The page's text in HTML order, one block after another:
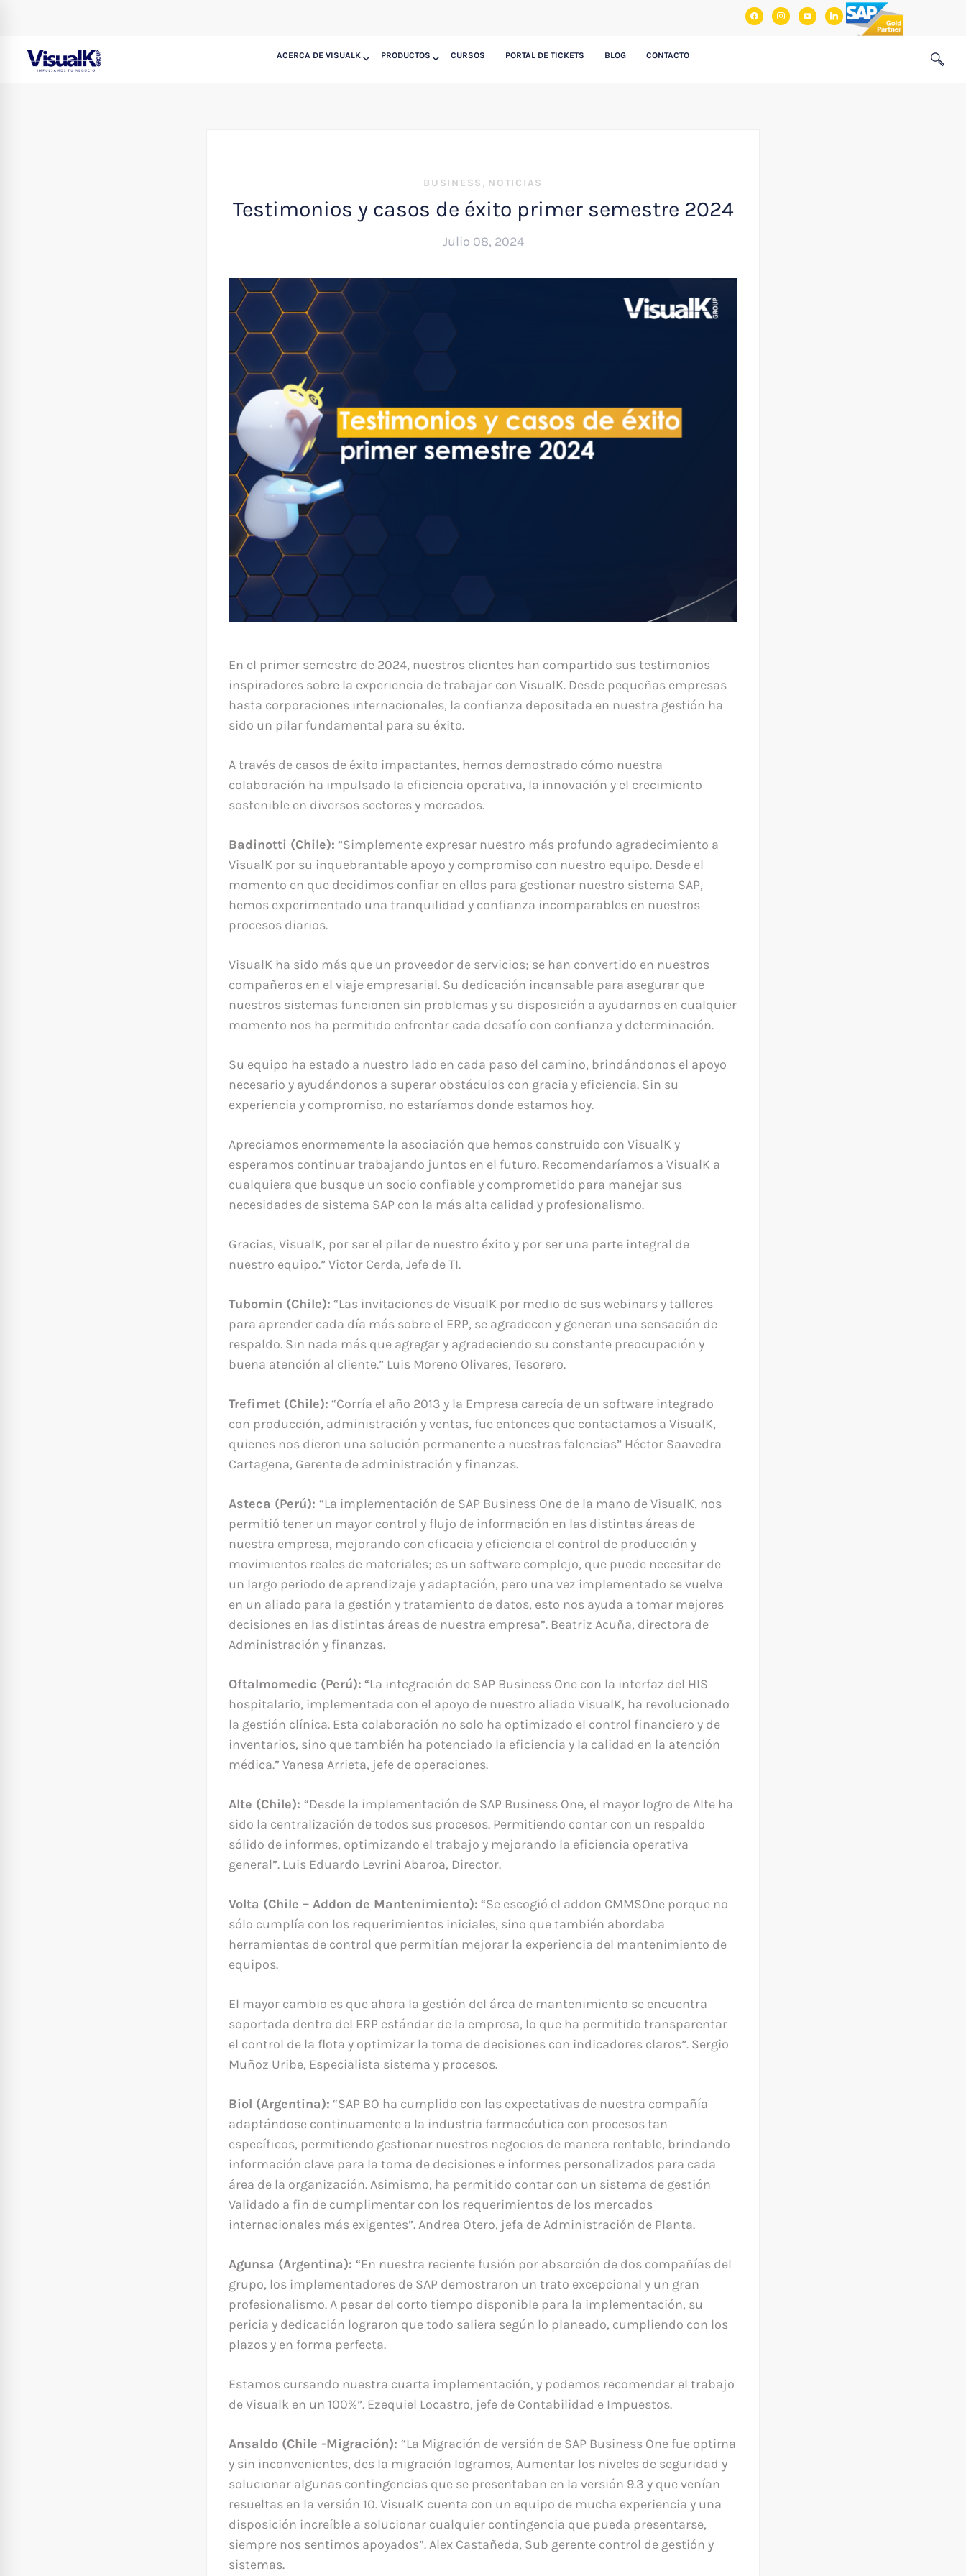
facebookinstagram
youtubelinkedin
ACERCA DE VISUALK PRODUCTOS CURSOS PORTAL DE TICKETS BLOG CONTACTO
BUSINESS , NOTICIAS
Testimonios y casos de éxito primer semestre 2024
Julio 08, 2024
En el primer semestre de 2024, nuestros clientes han compartido sus testimonios
inspiradores sobre la experiencia de trabajar con VisualK. Desde pequeñas empresas
hasta corporaciones internacionales, la confianza depositada en nuestra gestión ha
sido un pilar fundamental para su éxito.
A través de casos de éxito impactantes, hemos demostrado cómo nuestra
colaboración ha impulsado la eficiencia operativa, la innovación y el crecimiento
sostenible en diversos sectores y mercados.
Badinotti (Chile): “Simplemente expresar nuestro más profundo agradecimiento a
VisualK por su inquebrantable apoyo y compromiso con nuestro equipo. Desde el
momento en que decidimos confiar en ellos para gestionar nuestro sistema SAP,
hemos experimentado una tranquilidad y confianza incomparables en nuestros
procesos diarios.
VisualK ha sido más que un proveedor de servicios; se han convertido en nuestros
compañeros en el viaje empresarial. Su dedicación incansable para asegurar que
nuestros sistemas funcionen sin problemas y su disposición a ayudarnos en cualquier
momento nos ha permitido enfrentar cada desafío con confianza y determinación.
Su equipo ha estado a nuestro lado en cada paso del camino, brindándonos el apoyo
necesario y ayudándonos a superar obstáculos con gracia y eficiencia. Sin su
experiencia y compromiso, no estaríamos donde estamos hoy.
Apreciamos enormemente la asociación que hemos construido con VisualK y
esperamos continuar trabajando juntos en el futuro. Recomendaríamos a VisualK a
cualquiera que busque un socio confiable y comprometido para manejar sus
necesidades de sistema SAP con la más alta calidad y profesionalismo.
Gracias, VisualK, por ser el pilar de nuestro éxito y por ser una parte integral de
nuestro equipo.” Victor Cerda, Jefe de TI.
Tubomin (Chile): “Las invitaciones de VisualK por medio de sus webinars y talleres
para aprender cada día más sobre el ERP, se agradecen y generan una sensación de
respaldo. Sin nada más que agregar y agradeciendo su constante preocupación y
buena atención al cliente.” Luis Moreno Olivares, Tesorero.
Trefimet (Chile): “Corría el año 2013 y la Empresa carecía de un software integrado
con producción, administración y ventas, fue entonces que contactamos a VisualK,
quienes nos dieron una solución permanente a nuestras falencias” Héctor Saavedra
Cartagena, Gerente de administración y finanzas.
Asteca (Perú): “La implementación de SAP Business One de la mano de VisualK, nos
permitió tener un mayor control y flujo de información en las distintas áreas de
nuestra empresa, mejorando con eficacia y eficiencia el control de producción y
movimientos reales de materiales; es un software complejo, que puede necesitar de
un largo periodo de aprendizaje y adaptación, pero una vez implementado se vuelve
en un aliado para la gestión y tratamiento de datos, esto nos ayuda a tomar mejores
decisiones en las distintas áreas de nuestra empresa”. Beatriz Acuña, directora de
Administración y finanzas.
Oftalmomedic (Perú): “La integración de SAP Business One con la interfaz del HIS
hospitalario, implementada con el apoyo de nuestro aliado VisualK, ha revolucionado
la gestión clínica. Esta colaboración no solo ha optimizado el control financiero y de
inventarios, sino que también ha potenciado la eficiencia y la calidad en la atención
médica.” Vanesa Arrieta, jefe de operaciones.
Alte (Chile): “Desde la implementación de SAP Business One, el mayor logro de Alte ha
sido la centralización de todos sus procesos. Permitiendo contar con un respaldo
sólido de informes, optimizando el trabajo y mejorando la eficiencia operativa
general”. Luis Eduardo Levrini Abaroa, Director.
Volta (Chile – Addon de Mantenimiento): “Se escogió el addon CMMSOne porque no
sólo cumplía con los requerimientos iniciales, sino que también abordaba
herramientas de control que permitían mejorar la experiencia del mantenimiento de
equipos.
El mayor cambio es que ahora la gestión del área de mantenimiento se encuentra
soportada dentro del ERP estándar de la empresa, lo que ha permitido transparentar
el control de la flota y optimizar la toma de decisiones con indicadores claros”. Sergio
Muñoz Uribe, Especialista sistema y procesos.
Biol (Argentina): “SAP BO ha cumplido con las expectativas de nuestra compañía
adaptándose continuamente a la industria farmacéutica con procesos tan
específicos, permitiendo gestionar nuestros negocios de manera rentable, brindando
información clave para la toma de decisiones e informes personalizados para cada
área de la organización. Asimismo, ha permitido contar con un sistema de gestión
Validado a fin de cumplimentar con los requerimientos de los mercados
internacionales más exigentes”. Andrea Otero, jefa de Administración de Planta.
Agunsa (Argentina): “En nuestra reciente fusión por absorción de dos compañías del
grupo, los implementadores de SAP demostraron un trato excepcional y un gran
profesionalismo. A pesar del corto tiempo disponible para la implementación, su
pericia y dedicación lograron que todo saliera según lo planeado, cumpliendo con los
plazos y en forma perfecta.
Estamos cursando nuestra cuarta implementación, y podemos recomendar el trabajo
de Visualk en un 100%”. Ezequiel Locastro, jefe de Contabilidad e Impuestos.
Ansaldo (Chile -Migración): “La Migración de versión de SAP Business One fue optima
y sin inconvenientes, des la migración logramos, Aumentar los niveles de seguridad y
solucionar algunas contingencias que se presentaban en la versión 9.3 y que venían
resueltas en la versión 10. VisualK cuenta con un equipo de mucha experiencia y una
disposición increíble a solucionar cualquier contingencia que pueda presentarse,
siempre nos sentimos apoyados”. Alex Castañeda, Sub gerente control de gestión y
sistemas.